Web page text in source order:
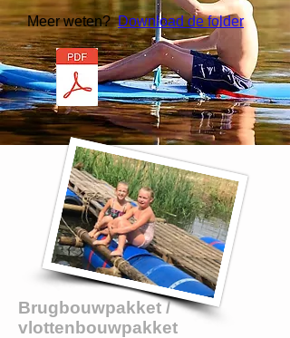
Meer weten? Download de folder
Brugbouwpakket /
vlottenbouwpakket